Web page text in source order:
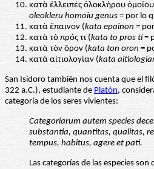
κατὰ ἐλλειπὲς ὁλοκλήρου
oleokleru homoiu genus = por lo
κατὰ ἔπαινον (kata epainon =
κατὰ τὸ πρός τι (kata to pros ti=
κατὰ τὸν ὅρον (kata ton oron =
κατὰ αἰτιολογίαν (kata
San Isidoro también nos cuenta que el
322 a.C.), estudiante de Platón,
categoría de los seres vivientes:
Categoriarum autem species
substantia, quantitas, qualitas,
tempus, habitus, agere et pati.
Las categorías de las especies